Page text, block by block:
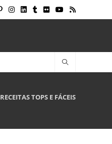
RECEITAS TOPS E FÁCEIS